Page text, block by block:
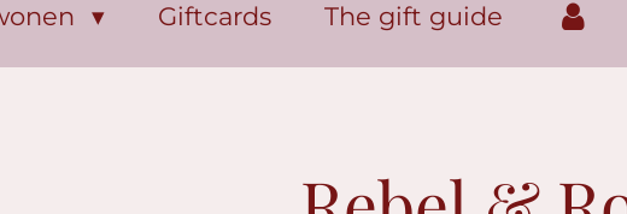
Giftcards The gift guide